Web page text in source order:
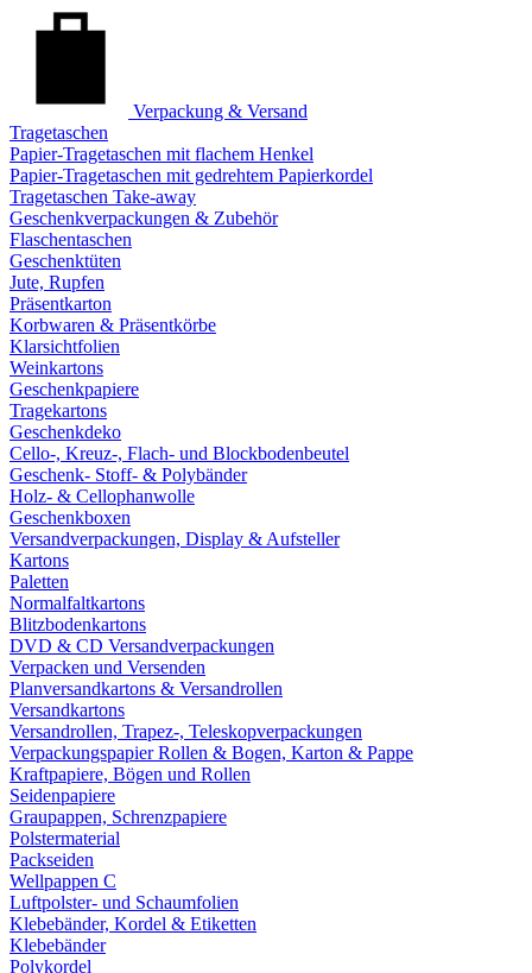
Verpackung & Versand
Tragetaschen
Papier-Tragetaschen mit flachem Henkel
Papier-Tragetaschen mit gedrehtem Papierkordel
Tragetaschen Take-away
Geschenkverpackungen & Zubehör
Flaschentaschen
Geschenktüten
Jute, Rupfen
Präsentkarton
Korbwaren & Präsentkörbe
Klarsichtfolien
Weinkartons
Geschenkpapiere
Tragekartons
Geschenkdeko
Cello-, Kreuz-, Flach- und Blockbodenbeutel
Geschenk- Stoff- & Polybänder
Holz- & Cellophanwolle
Geschenkboxen
Versandverpackungen, Display & Aufsteller
Kartons
Paletten
Normalfaltkartons
Blitzbodenkartons
DVD & CD Versandverpackungen
Verpacken und Versenden
Planversandkartons & Versandrollen
Versandkartons
Versandrollen, Trapez-, Teleskopverpackungen
Verpackungspapier Rollen & Bogen, Karton & Pappe
Kraftpapiere, Bögen und Rollen
Seidenpapiere
Graupappen, Schrenzpapiere
Polstermaterial
Packseiden
Wellpappen C
Luftpolster- und Schaumfolien
Klebebänder, Kordel & Etiketten
Klebebänder
Polykordel